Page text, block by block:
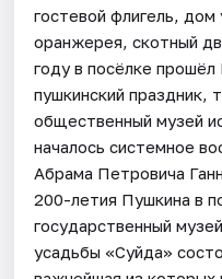
гостевой флигель,
оранжерея, скотный
году в посёлке
пушкинский праздник,
общественный музей
началось системное
Абрама Петровича
200-летия Пушкина в
государственный
усадьбы «Суйда»